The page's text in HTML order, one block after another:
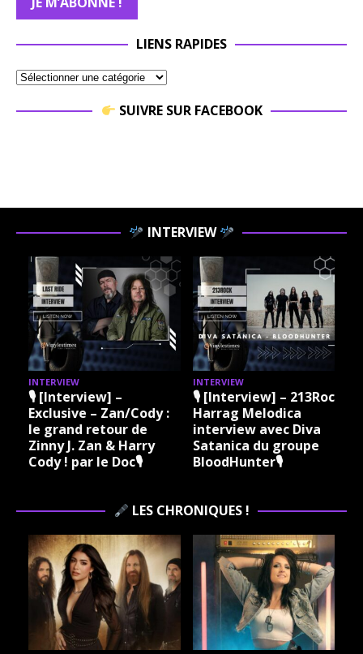
LIENS RAPIDES
SUIVRE SUR FACEBOOK
INTERVIEW
INTERVIEW
🎙 [Interview] –
Exclusive – Zan/Cody :
le grand retour de
Zinny J. Zan & Harry
Cody ! par le Doc🎙
INTERVIEW
🎙 [Interview] – 213Rock
Harrag Melodica
interview avec Diva
Satanica du groupe
BloodHunter🎙
LES CHRONIQUES !